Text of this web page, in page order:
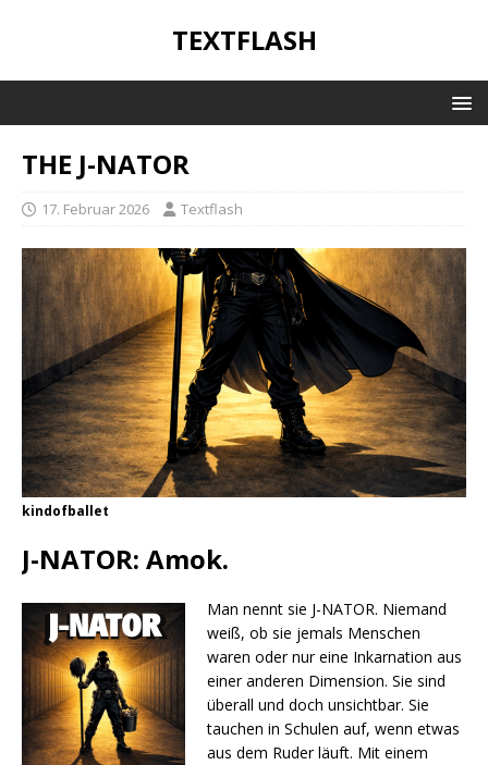
TEXTFLASH
THE J-NATOR
17. Februar 2026 Textflash
kindofballet
J-NATOR: Amok.
Man nennt sie J-NATOR. Niemand
weiß, ob sie jemals Menschen
waren oder nur eine Inkarnation aus
einer anderen Dimension. Sie sind
überall und doch unsichtbar. Sie
tauchen in Schulen auf, wenn etwas
aus dem Ruder läuft. Mit einem